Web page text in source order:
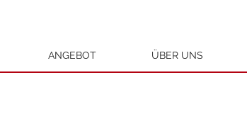
ANGEBOT ÜBER UNS